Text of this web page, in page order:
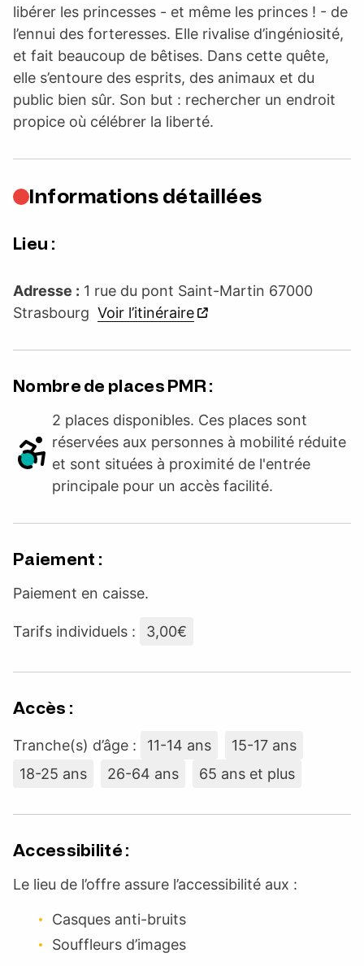
libérer les princesses - et même les princes ! - de
l’ennui des forteresses. Elle rivalise d’ingéniosité,
et fait beaucoup de bêtises. Dans cette quête,
elle s’entoure des esprits, des animaux et du
public bien sûr. Son but : rechercher un endroit
propice où célébrer la liberté.
Informations détaillées
Lieu :
Adresse : 1 rue du pont Saint-Martin 67000
Strasbourg Voir l’itinéraire
Nombre de places PMR :
2 places disponibles. Ces places sont
réservées aux personnes à mobilité réduite
et sont situées à proximité de l'entrée
principale pour un accès facilité.
Paiement :
Paiement en caisse.
Tarifs individuels : 3,00€
Accès :
Tranche(s) d’âge : 11-14 ans
15-17 ans
18-25 ans
26-64 ans 65 ans et plus
Accessibilité :
Le lieu de l’offre assure l’accessibilité aux :
Casques anti-bruits
Souffleurs d’images